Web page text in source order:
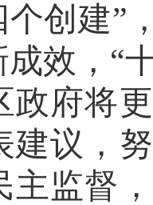
个创建”
效，“
政府将
建议，
主监督